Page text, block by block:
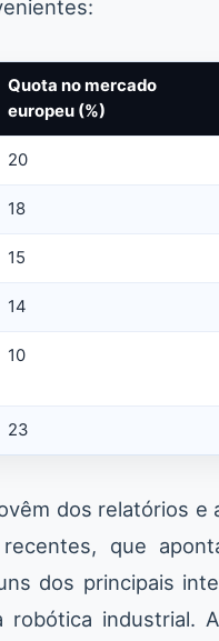
Quota no mercado
europeu (%)
20
18
15
14
10
23
dos relatórios e
que
dos principais
robótica industrial.